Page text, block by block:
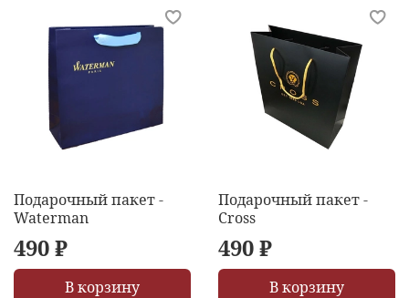
Подарочный пакет -
Waterman
490 ₽
В корзину
Подарочный пакет -
Cross
490 ₽
В корзину